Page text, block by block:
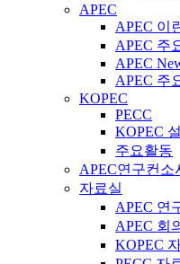
APEC
APEC 이
APEC 주
APEC
APEC 주
KOPEC
PECC
KOPEC
주요활동
APEC연구컨소
자료실
APEC 연
APEC 회
KOPEC